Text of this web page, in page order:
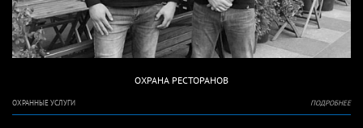
ОХРАНА РЕСТОРАНОВ
ОХРАННЫЕ УСЛУГИ ПОДРОБНЕЕ